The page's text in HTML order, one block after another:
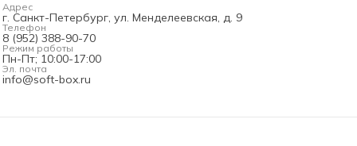
Адрес
г. Санкт-Петербург, ул. Менделеевская, д. 9
Телефон
8 (952) 388-90-70
Режим работы
Пн-Пт; 10:00-17:00
Эл. почта
info@soft-box.ru